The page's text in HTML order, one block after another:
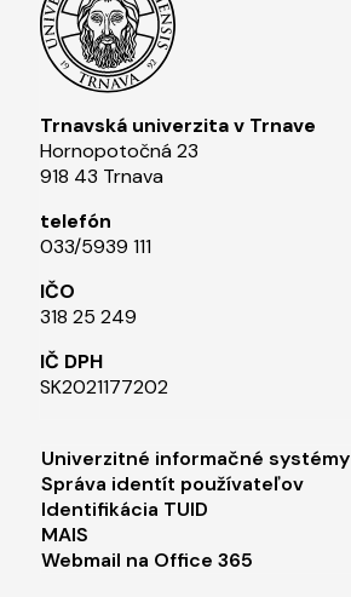
Trnavská univerzita v Trnave
Hornopotočná 23
918 43 Trnava
telefón
033/5939 111​
IČO
318 25 249
IČ DPH
SK2021177202​
Footer menu 1
Univerzitné informačné systémy
Správa identít používateľov
Identifikácia TUID
MAIS
Webmail na Office 365